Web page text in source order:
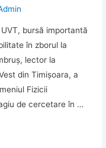
bursă importantă
în zborul la
lector la
din Timișoara, a
Fizicii
de cercetare în …